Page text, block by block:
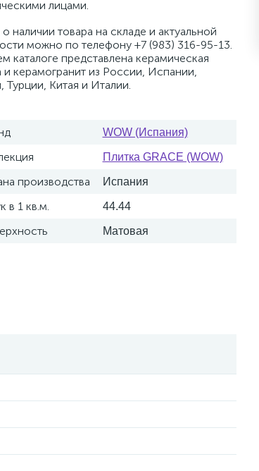
лицами.
о наличии товара на складе и актуальной
можно по телефону +7 (983) 316-95-13.
каталоге представлена керамическая
и керамогранит из России, Испании,
Турции, Китая и Италии.
WOW (Испания)
Плитка GRACE (WOW)
производства Испания
в 1 кв.м. 44.44
Матовая